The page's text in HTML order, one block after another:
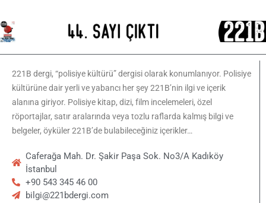
221B dergi, “polisiye kültürü” dergisi olarak konumlanıyor. Polisiye
kültürüne dair yerli ve yabancı her şey 221B’nin ilgi ve içerik
alanına giriyor. Polisiye kitap, dizi, film incelemeleri, özel
röportajlar, satır aralarında veya tozlu raflarda kalmış bilgi ve
belgeler, öyküler 221B’de bulabileceğiniz içerikler…
Caferağa Mah. Dr. Şakir Paşa Sok. No3/A Kadıköy
İstanbul
+90 543 345 46 00
bilgi@221bdergi.com